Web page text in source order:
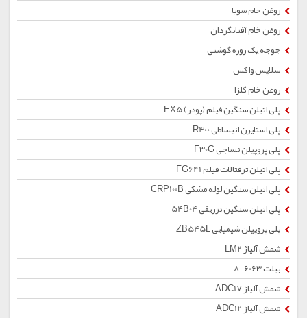
روغن خام سویا
روغن خام آفتابگردان
جوجه یک روزه گوشتی
سلاپس واکس
روغن خام کلزا
پلی اتیلن سنگین فیلم (پودر) EX5
پلی استایرن انبساطی R400
پلی پروپیلن نساجی F30G
پلی اتیلن ترفتالات فیلم FG641
پلی اتیلن سنگین لوله مشکی CRP100B
پلی اتیلن سنگین تزریقی 54B04
پلی پروپیلن شیمیایی ZB545L
شمش آلیاژ LM2
بیلت 6063-8
شمش آلیاژ ADC17
شمش آلیاژ ADC12